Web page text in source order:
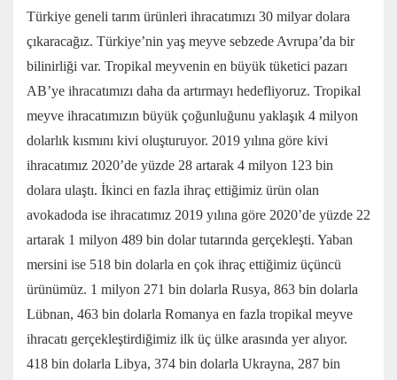
Türkiye geneli tarım ürünleri ihracatımızı 30 milyar dolara
çıkaracağız. Türkiye’nin yaş meyve sebzede Avrupa’da bir
bilinirliği var. Tropikal meyvenin en büyük tüketici pazarı
AB’ye ihracatımızı daha da artırmayı hedefliyoruz. Tropikal
meyve ihracatımızın büyük çoğunluğunu yaklaşık 4 milyon
dolarlık kısmını kivi oluşturuyor. 2019 yılına göre kivi
ihracatımız 2020’de yüzde 28 artarak 4 milyon 123 bin
dolara ulaştı. İkinci en fazla ihraç ettiğimiz ürün olan
avokadoda ise ihracatımız 2019 yılına göre 2020’de yüzde 22
artarak 1 milyon 489 bin dolar tutarında gerçekleşti. Yaban
mersini ise 518 bin dolarla en çok ihraç ettiğimiz üçüncü
ürünümüz. 1 milyon 271 bin dolarla Rusya, 863 bin dolarla
Lübnan, 463 bin dolarla Romanya en fazla tropikal meyve
ihracatı gerçekleştirdiğimiz ilk üç ülke arasında yer alıyor.
418 bin dolarla Libya, 374 bin dolarla Ukrayna, 287 bin